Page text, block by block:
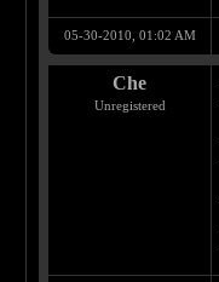
05-30-2010, 01:02 AM
Che
Unregistered